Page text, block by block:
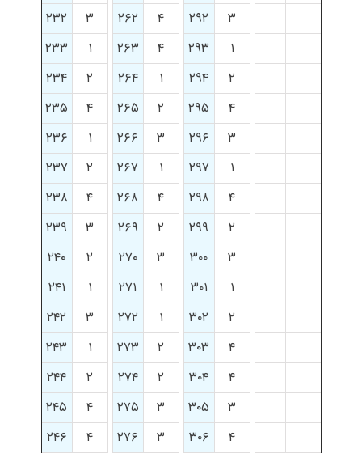
۳
۲۹۲ ۴ ۲۶۲ ۳
۲۳۲
۱
۲۹۳ ۴ ۲۶۳ ۱
۲۳۳
۲
۲۹۴ ۱ ۲۶۴ ۲
۲۳۴
۴
۲۹۵ ۲ ۲۶۵ ۴
۲۳۵
۳
۲۹۶ ۳ ۲۶۶ ۱
۲۳۶
۱
۲۹۷ ۱ ۲۶۷ ۲
۲۳۷
۴
۲۹۸ ۴ ۲۶۸ ۴
۲۳۸
۲
۲۹۹ ۲ ۲۶۹ ۳
۲۳۹
۳
۳۰۰ ۳ ۲۷۰ ۲
۲۴۰
۱
۳۰۱ ۱ ۲۷۱ ۱
۲۴۱
۲
۳۰۲ ۱ ۲۷۲ ۳
۲۴۲
۴
۳۰۳ ۲ ۲۷۳ ۱
۲۴۳
۴
۳۰۴ ۲ ۲۷۴ ۲
۲۴۴
۳
۳۰۵ ۳ ۲۷۵ ۴
۲۴۵
۴
۳۰۶ ۳ ۲۷۶ ۴
۲۴۶